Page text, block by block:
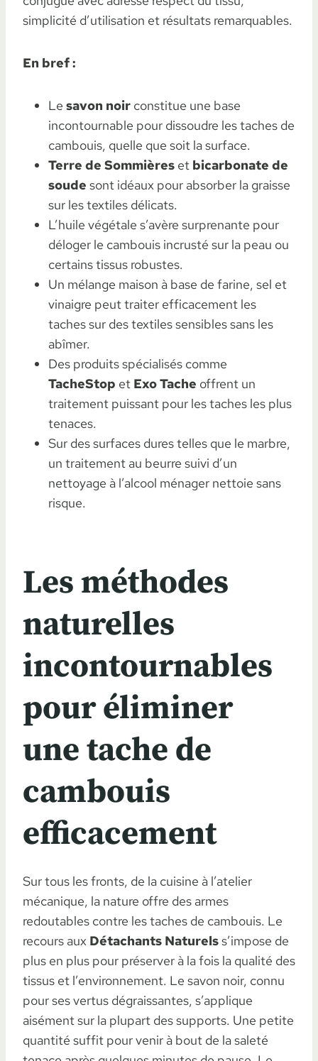
simplicité d’utilisation et résultats remarquables.
En bref :
Le savon noir constitue une base
incontournable pour dissoudre les taches de
cambouis, quelle que soit la surface.
Terre de Sommières et bicarbonate de
soude sont idéaux pour absorber la graisse
sur les textiles délicats.
L’huile végétale s’avère surprenante pour
déloger le cambouis incrusté sur la peau ou
certains tissus robustes.
Un mélange maison à base de farine, sel et
vinaigre peut traiter efficacement les
taches sur des textiles sensibles sans les
abîmer.
Des produits spécialisés comme
TacheStop et Exo Tache offrent un
traitement puissant pour les taches les plus
tenaces.
Sur des surfaces dures telles que le marbre,
un traitement au beurre suivi d’un
nettoyage à l’alcool ménager nettoie sans
risque.
Les méthodes
naturelles
incontournables
pour éliminer
une tache de
cambouis
efficacement
Sur tous les fronts, de la cuisine à l’atelier
mécanique, la nature offre des armes
redoutables contre les taches de cambouis. Le
recours aux Détachants Naturelss’impose de
plus en plus pour préserver à la fois la qualité des
tissus et l’environnement. Le savon noir, connu
pour ses vertus dégraissantes, s’applique
aisément sur la plupart des supports. Une petite
quantité suffit pour venir à bout de la saleté